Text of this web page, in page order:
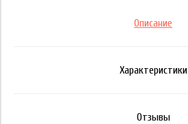
Описание
Характеристики
Отзывы